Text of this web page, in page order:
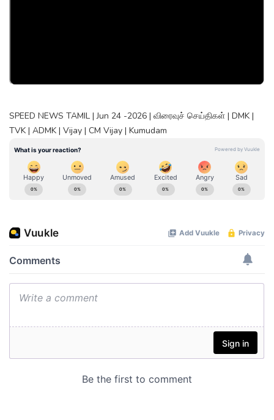
SPEED NEWS TAMIL | Jun 24 -2026 | விரைவுச் செய்திகள் | DMK |
TVK | ADMK | Vijay | CM Vijay | Kumudam